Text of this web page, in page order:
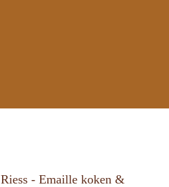
Riess - Emaille koken &